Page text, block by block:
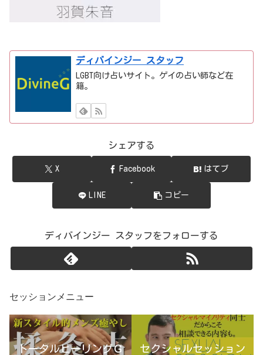
ディバインジー スタッフ
LGBT向け占いサイト。ゲイの占い師など在
籍。
シェアする
X Facebook はてブ
LINE コピー
ディバインジー スタッフをフォローする
セッションメニュー
トータルヒーリングＧ セクシャルセッション